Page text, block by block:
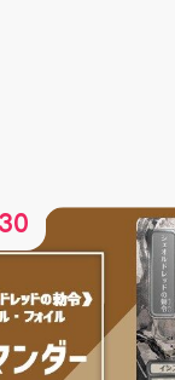
30